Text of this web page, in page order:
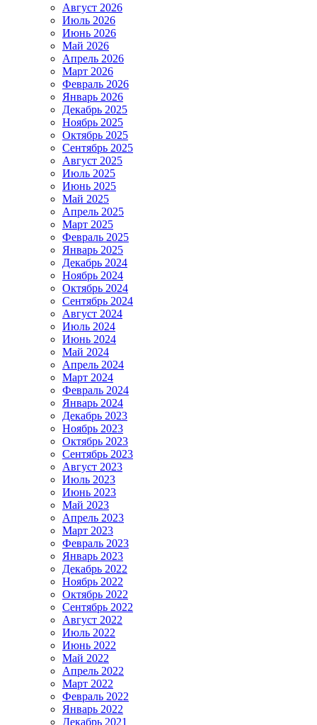
Август 2026
Июль 2026
Июнь 2026
Май 2026
Апрель 2026
Март 2026
Февраль 2026
Январь 2026
Декабрь 2025
Ноябрь 2025
Октябрь 2025
Сентябрь 2025
Август 2025
Июль 2025
Июнь 2025
Май 2025
Апрель 2025
Март 2025
Февраль 2025
Январь 2025
Декабрь 2024
Ноябрь 2024
Октябрь 2024
Сентябрь 2024
Август 2024
Июль 2024
Июнь 2024
Май 2024
Апрель 2024
Март 2024
Февраль 2024
Январь 2024
Декабрь 2023
Ноябрь 2023
Октябрь 2023
Сентябрь 2023
Август 2023
Июль 2023
Июнь 2023
Май 2023
Апрель 2023
Март 2023
Февраль 2023
Январь 2023
Декабрь 2022
Ноябрь 2022
Октябрь 2022
Сентябрь 2022
Август 2022
Июль 2022
Июнь 2022
Май 2022
Апрель 2022
Март 2022
Февраль 2022
Январь 2022
Декабрь 2021